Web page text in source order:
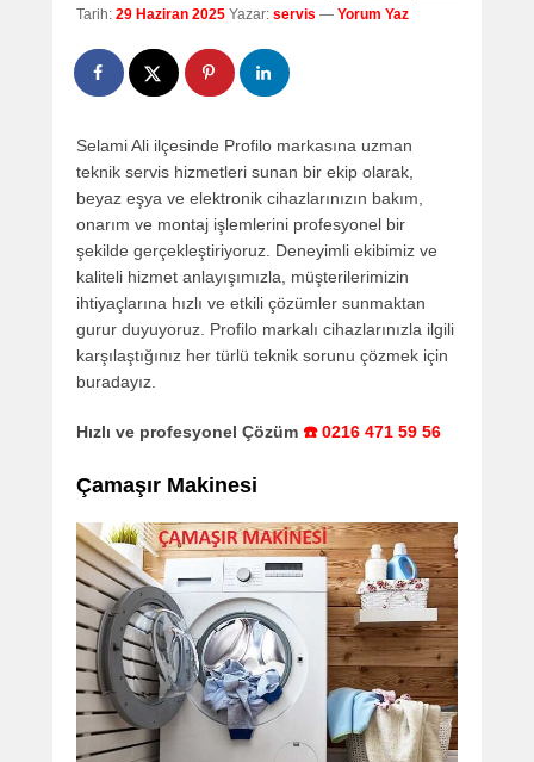
Tarih: 29 Haziran 2025 Yazar: servis — Yorum Yaz
Selami Ali ilçesinde Profilo markasına uzman
teknik servis hizmetleri sunan bir ekip olarak,
beyaz eşya ve elektronik cihazlarınızın bakım,
onarım ve montaj işlemlerini profesyonel bir
şekilde gerçekleştiriyoruz. Deneyimli ekibimiz ve
kaliteli hizmet anlayışımızla, müşterilerimizin
ihtiyaçlarına hızlı ve etkili çözümler sunmaktan
gurur duyuyoruz. Profilo markalı cihazlarınızla ilgili
karşılaştığınız her türlü teknik sorunu çözmek için
buradayız.
Hızlı ve profesyonel Çözüm ☎️ 0216 471 59 56
Çamaşır Makinesi